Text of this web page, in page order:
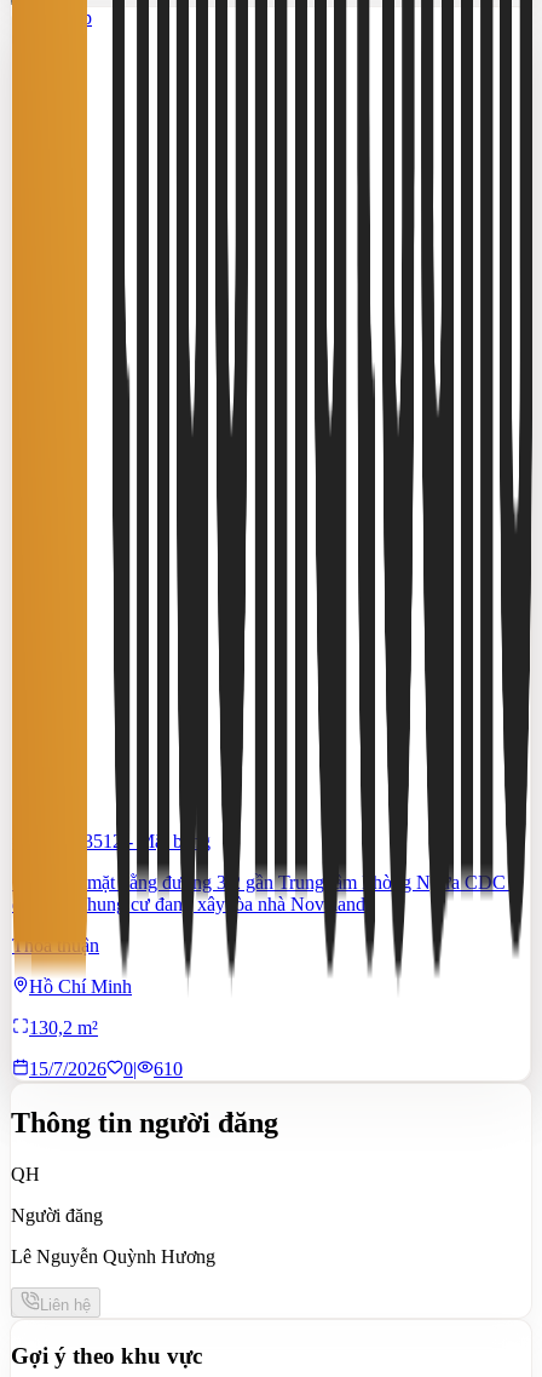
Cao cấp
#TS46553512 -
Mặt bằng
Cho thuê mặt bằng đường 3/2 gần Trung tâm Phòng Ngừa CDC –
đối diện chung cư đang xây tòa nhà Novaland
Thỏa thuận
Hồ Chí Minh
130,2 m²
15/7/2026
0| 610
Thông tin người đăng
QH
Người đăng
Lê Nguyễn Quỳnh Hương
Liên hệ
Gợi ý theo khu vực